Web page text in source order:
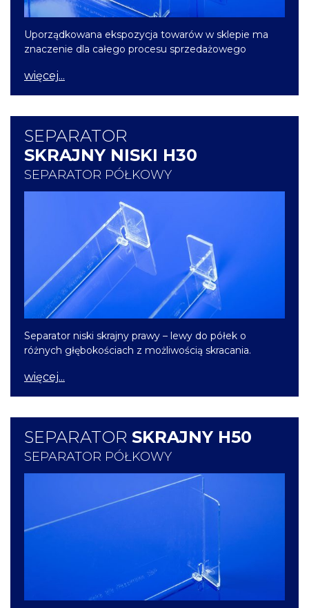
Uporządkowana ekspozycja towarów w sklepie ma
znaczenie dla całego procesu sprzedażowego
więcej...
SEPARATOR
SKRAJNY NISKI H30
SEPARATOR PÓŁKOWY
Separator niski skrajny prawy – lewy do półek o
różnych głębokościach z możliwością skracania.
więcej...
SEPARATOR SKRAJNY H50
SEPARATOR PÓŁKOWY